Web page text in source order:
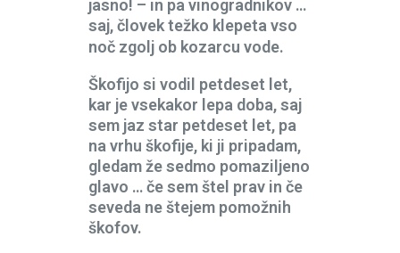
jasno! – in pa vinogradnikov …
saj, človek težko klepeta vso
noč zgolj ob kozarcu vode.
Škofijo si vodil petdeset let,
kar je vsekakor lepa doba, saj
sem jaz star petdeset let, pa
na vrhu škofije, ki ji pripadam,
gledam že sedmo pomaziljeno
glavo … če sem štel prav in če
seveda ne štejem pomožnih
škofov.